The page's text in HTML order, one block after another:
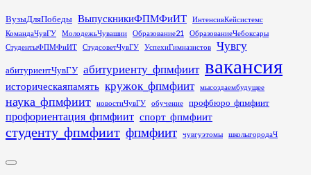
Перейти
к
содержимому
ВузыДляПобеды ВыпускникиФПМФиИТ
ИнтенсивКейсистемс
КомандаЧувГУ
МолодежьЧувашии Образование21
ОбразованиеЧебоксары
СтудентыФПМФиИТ
СтудсоветЧувГУ УспехиГимназистов Чувгу
абитуриентЧувГУ абитуриенту_фпмфиит вакансия
историческаяпамять кружок_фпмфиит мысоздаембудущее
наука_фпмфиит новостиЧувГУ обучение профбюро_фпмфиит
профориентация_фпмфиит спорт_фпмфиит
студенту_фпмфиит фпмфиит чувгуэтомы школыгородаЧ
Основное